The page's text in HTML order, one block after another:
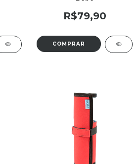
R$79,90